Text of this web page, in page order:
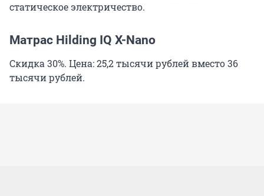
статическое электричество.
Матрас Hilding IQ X-Nano
Скидка 30%. Цена: 25,2 тысячи рублей вместо 36
тысячи рублей.